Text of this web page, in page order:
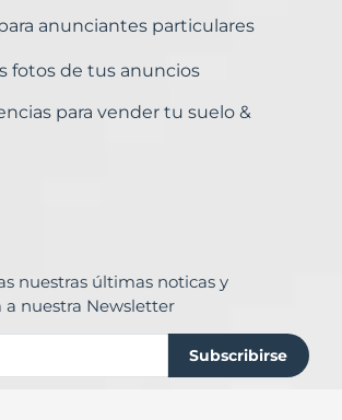
anunciantes particulares
fotos de tus anuncios
para vender tu suelo &
nuestras últimas noticas y
a nuestra Newsletter
Subscribirse